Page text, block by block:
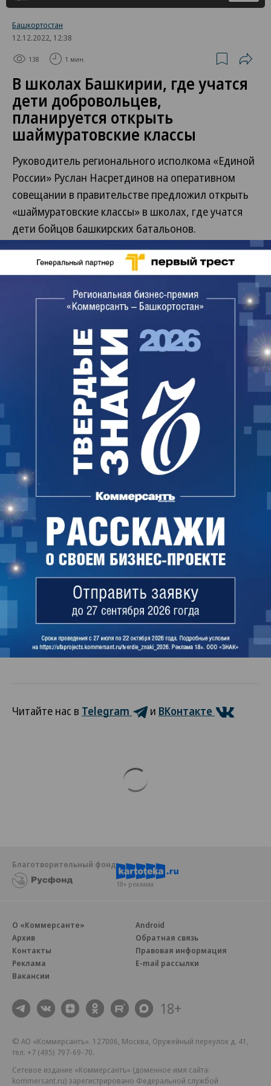
Башкортостан
12.12.2022, 12:38
138 1 мин.
В школах Башкирии, где учатся
дети добровольцев,
планируется открыть
шаймуратовские классы
Руководитель регионального исполкома «Единой
России» Руслан Насретдинов на оперативном
совещании в правительстве предложил открыть
«шаймуратовские классы» в школах, где учатся
дети бойцов башкирских батальонов.
Глава Башкирии Радий Хабиров поручил
рассмотреть эту идею министру образования
республики Айбулату Хажину: «Посмотрите. Идея,
мне кажется, разумная. Я думаю, что это
достойно». «Отработаем», — отозвался Айбулат
Для «шаймуратовских классов» предусмотрена
единая форма, широкий спектр дополнительного
образования, включающий в себя строевую,
огневую, спортивную подготовку, кружки по
хореографии, вокалу, национальным
музыкальным инструментам и национальным
видам спорта. Ранее Айбулат Хажин сообщал, что
в республике создано около 12 таких классов.
Планировалось, что в этом году будет создано 82
новых «шаймуратовских класса».
Для участия в специальной военной операции в
Башкирии были созданы добровольческие
батальоны имени генерал-майора Минигали
Шаймуратова, героя России Александра
Доставалова и Салавата Юлаева.
Влада Шипилова
Читайте нас в Telegram и ВКонтакте
Благотворительный фонд
18+ реклама
О «Коммерсанте»
Архив
Контакты
Реклама
Вакансии
Android
Обратная связь
Правовая информация
E-mail рассылки
18+
© АО «Коммерсантъ». 127006, Москва, Оружейный переулок д. 41,
тел. +7 (495) 797-69-70.
Сетевое издание «Коммерсантъ» (доменное имя сайта:
kommersant.ru) зарегистрировано Федеральной службой